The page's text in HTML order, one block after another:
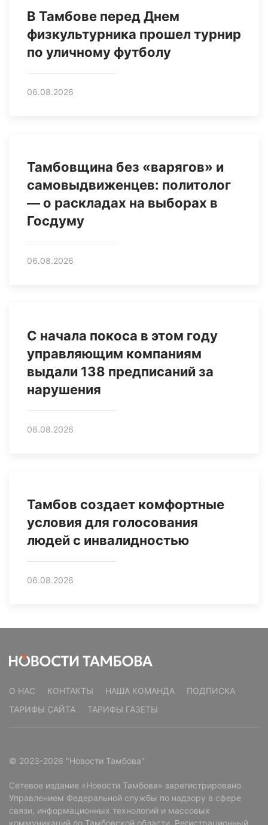
В Тамбове перед Днем
физкультурника прошел турнир
по уличному футболу
06.08.2026
Тамбовщина без «варягов» и
самовыдвиженцев: политолог
— о раскладах на выборах в
Госдуму
06.08.2026
С начала покоса в этом году
управляющим компаниям
выдали 138 предписаний за
нарушения
06.08.2026
Тамбов создает комфортные
условия для голосования
людей с инвалидностью
06.08.2026
О НАС КОНТАКТЫ НАША КОМАНДА
ПОДПИСКА
ТАРИФЫ САЙТА
ТАРИФЫ ГАЗЕТЫ
© 2023-2026 "Новости Тамбова"
Сетевое издание «Новости Тамбова» зарегистрировано
Управлением Федеральной службы по надзору в сфере
связи, информационных технологий и массовых